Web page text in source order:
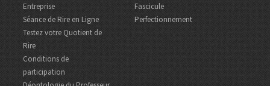
Entreprise
Séance de Rire en Ligne
Testez votre Quotient de
Rire
Conditions de
participation
Fascicule
Perfectionnement